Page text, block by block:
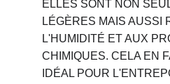
ELLES SONT NON
LÉGÈRES MAIS AUSSI
L'HUMIDITÉ ET AUX
CHIMIQUES. CELA EN
IDÉAL POUR